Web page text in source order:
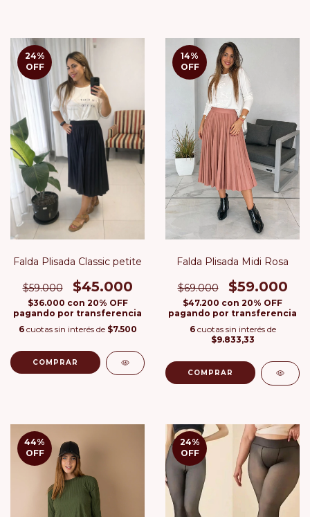
24%
OFF
Falda Plisada Classic petite
$59.000 $45.000
$36.000 con 20% OFF
pagando por transferencia
6 cuotas sin interés de $7.500
COMPRAR
14%
OFF
Falda Plisada Midi Rosa
$69.000 $59.000
$47.200 con 20% OFF
pagando por transferencia
6 cuotas sin interés de
$9.833,33
COMPRAR
44%
OFF
24%
OFF